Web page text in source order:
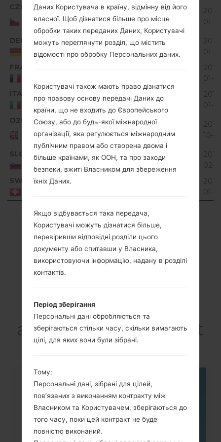
CZE
Czech
Republic
V10A_00.kdz
Unknown
122.57
MiB
01-
DEU
Germany
V10A_00.kdz
Unknown
124.23
MiB
01-
FRA
01-
ITA
Italy
Unknown
01-
O2U
United
Kingdom
V10B_00.kdz
Unknown
MiB
10-15
SLO
Slovenia
V10B_00.kdz
Unknown
122.34
02-
SWS
01-
Showing 1 to 9 of 9 entries
Previous 1 Next
LGC550(LGC550)
akaLG Optimus Chat
Даних Користувача в країну, відмінну від його
власної. Щоб дізнатися більше про місце
обробки таких переданих Даних, Користувачі
можуть переглянути розділ, що містить
відомості про обробку Персональних даних.
Користувачі також мають право дізнатися
про правову основу передачі Даних до
країни, що не входить до Європейського
Союзу, або до будь-якої міжнародної
організації, яка регулюється міжнародним
публічним правом або створена двома і
більше країнами, як ООН, та про заходи
безпеки, вжиті Власником для збереження
їхніх Даних.
Якщо відбувається така передача,
Користувачі можуть дізнатися більше,
перевіривши відповідні розділи цього
документу або спитавши у Власника,
використовуючи інформацію, надану в розділі
контактів.
Період зберігання
Персональні дані обробляються та
зберігаються стільки часу, скільки вимагають
цілі, для яких вони були зібрані.
Тому:
Персональні дані, зібрані для цілей,
пов’язаних з виконанням контракту між
Власником та Користувачем, зберігаються до
того часу, поки цей контракт не буде
повністю виконаний.